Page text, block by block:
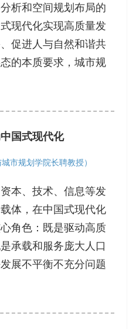
析和空间规划布局的
现代化实现高质量发
促进人与自然和谐共
的本质要求，城市规
国式现代化
市规划学院长聘教授）
本、技术、信息等发
体，在中国式现代化
角色：既是驱动高质
承载和服务庞大人口
展不平衡不充分问题